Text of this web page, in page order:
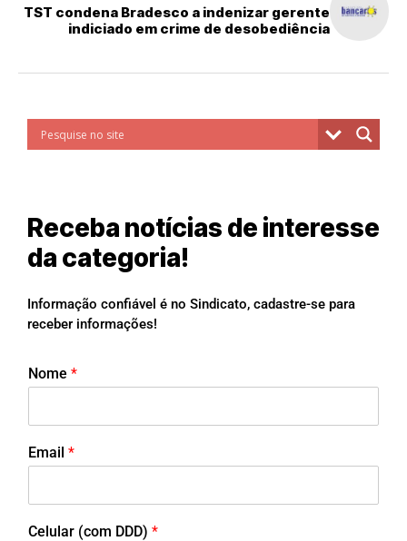
TST condena Bradesco a indenizar gerente
indiciado em crime de desobediência
Receba notícias de interesse
da categoria!
Informação confiável é no Sindicato, cadastre-se para
receber informações!
Nome *
Email *
Celular (com DDD) *